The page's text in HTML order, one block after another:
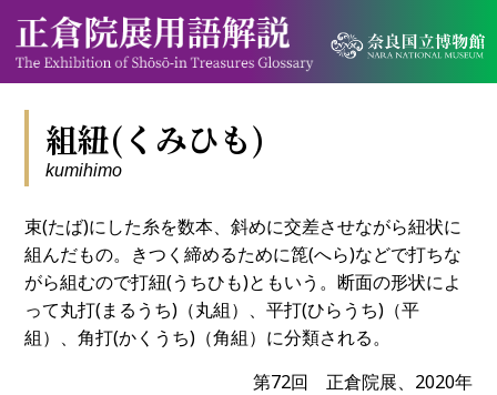
組紐(くみひも)
kumihimo
束(たば)にした糸を数本、斜めに交差させながら紐状に
組んだもの。きつく締めるために箆(へら)などで打ちな
がら組むので打紐(うちひも)ともいう。断面の形状によ
って丸打(まるうち)（丸組）、平打(ひらうち)（平
組）、角打(かくうち)（角組）に分類される。
第72回 正倉院展、2020年